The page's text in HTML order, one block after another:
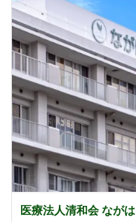
医療法人清和会 なが